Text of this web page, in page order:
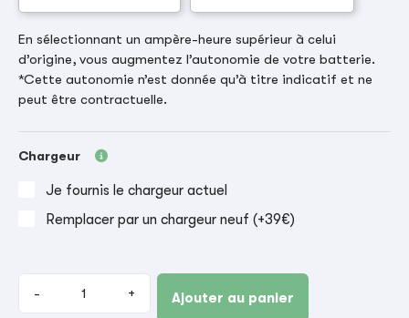
En sélectionnant un ampère-heure supérieur à celui
d’origine, vous augmentez l’autonomie de votre batterie.
*Cette autonomie n’est donnée qu’à titre indicatif et ne
peut être contractuelle.
Chargeur
Je fournis le chargeur actuel
Remplacer par un chargeur neuf (+39€)
- + Ajouter au panier